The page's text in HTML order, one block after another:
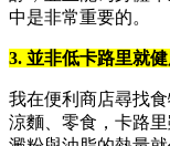
中是非常重要的。
3. 並非低卡路里就
我在便利商店尋找
涼麵、零食，卡路